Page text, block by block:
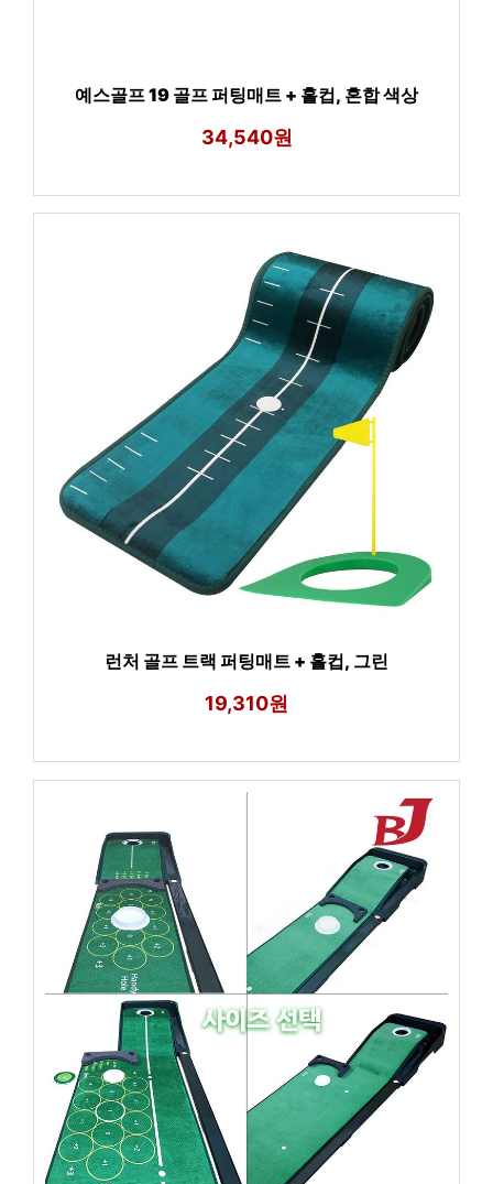
예스골프 19 골프 퍼팅매트 + 홀컵, 혼합 색상
34,540원
런처 골프 트랙 퍼팅매트 + 홀컵, 그린
19,310원